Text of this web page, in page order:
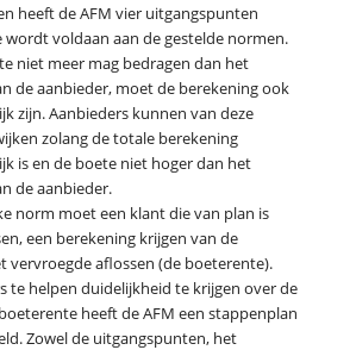
heeft de AFM vier uitgangspunten
wordt voldaan aan de gestelde normen.
niet meer mag bedragen dan het
de aanbieder, moet de berekening ook
zijn. Aanbieders kunnen van deze
zolang de totale berekening
is en de boete niet hoger dan het
de aanbieder.
norm moet een klant die van plan is
een berekening krijgen van de
vervroegde aflossen (de boeterente).
te helpen duidelijkheid te krijgen over de
heeft de AFM een stappenplan
Zowel de uitgangspunten, het